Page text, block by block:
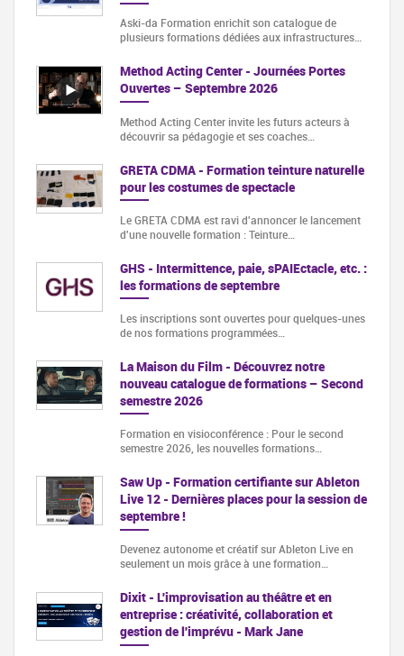
Aski-da Formation enrichit son catalogue de
plusieurs formations dédiées aux infrastructures…
Method Acting Center - Journées Portes
Ouvertes – Septembre 2026
Method Acting Center invite les futurs acteurs à
découvrir sa pédagogie et ses coaches…
GRETA CDMA - Formation teinture naturelle
pour les costumes de spectacle
Le GRETA CDMA est ravi d'annoncer le lancement
d'une nouvelle formation : Teinture…
GHS - Intermittence, paie, sPAIEctacle, etc. :
les formations de septembre
Les inscriptions sont ouvertes pour quelques-unes
de nos formations programmées…
La Maison du Film - Découvrez notre
nouveau catalogue de formations – Second
semestre 2026
Formation en visioconférence : Pour le second
semestre 2026, les nouvelles formations…
Saw Up - Formation certifiante sur Ableton
Live 12 - Dernières places pour la session de
septembre !
Devenez autonome et créatif sur Ableton Live en
seulement un mois grâce à une formation…
Dixit - L'improvisation au théâtre et en
entreprise : créativité, collaboration et
gestion de l'imprévu - Mark Jane